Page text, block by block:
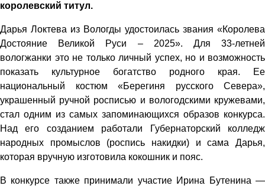
королевский титул.
Дарья Локтева из Вологды удостоилась звания «Королева
Достояние Великой Руси – 2025». Для 33-летней
вологжанки это не только личный успех, но и возможность
показать культурное богатство родного края. Ее
национальный костюм «Берегиня русского Севера»,
украшенный ручной росписью и вологодскими кружевами,
стал одним из самых запоминающихся образов конкурса.
Над его созданием работали Губернаторский колледж
народных промыслов (роспись накидки) и сама Дарья,
которая вручную изготовила кокошник и пояс.
В конкурсе также принимали участие Ирина Бутенина —